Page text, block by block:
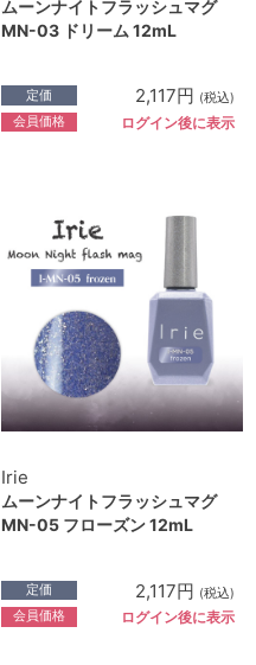
ムーンナイトフラッシュマグ
MN-03 ドリーム 12mL
定価 2,117円 (税込)
会員価格 ログイン後に表示
Irie
ムーンナイトフラッシュマグ
MN-05 フローズン 12mL
定価 2,117円 (税込)
会員価格 ログイン後に表示